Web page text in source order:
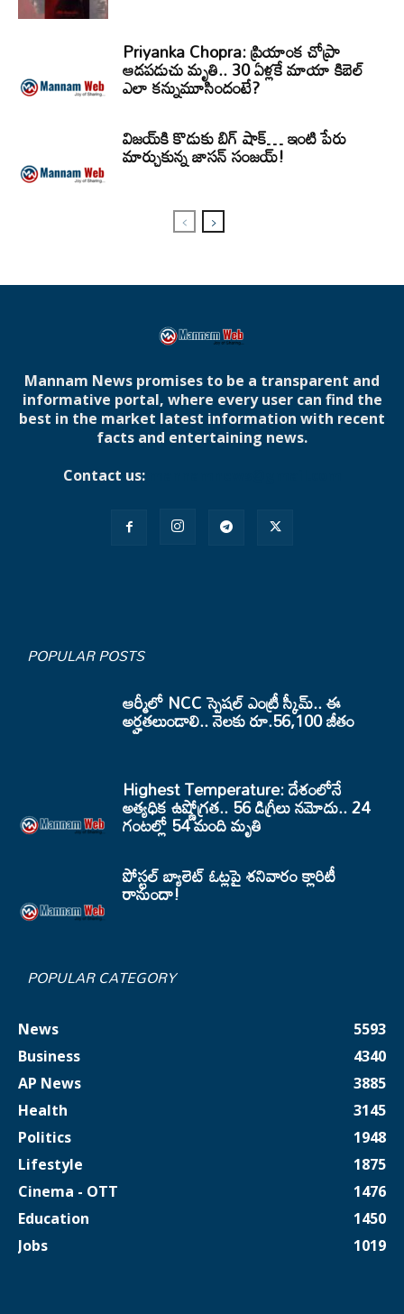
Priyanka Chopra: ప్రియాంక చోప్రా
ఆడపడుచు మృతి.. 30 ఏళ్లకే మాయా కిబెల్
ఎలా కన్నుమూసిందంటే?
విజయ్‌కి కొడుకు బిగ్ షాక్… ఇంటి పేరు
మార్చుకున్న జాసన్ సంజయ్!
Mannam News promises to be a transparent and
informative portal, where every user can find the
best in the market latest information with recent
facts and entertaining news.
Contact us:
POPULAR POSTS
ఆర్మీలో NCC స్పెషల్ ఎంట్రీ స్కీమ్.. ఈ
అర్హతలుండాలి.. నెలకు రూ.56,100 జీతం
Highest Temperature: దేశంలోనే
అత్యధిక ఉష్ణోగ్రత.. 56 డిగ్రీలు నమోదు.. 24
గంటల్లో 54 మంది మృతి
పోస్టల్ బ్యాలెట్ ఓట్లపై శనివారం క్లారిటీ
రానుందా!
POPULAR CATEGORY
News
5593
Business
4340
AP News
3885
Health
3145
Politics
1948
Lifestyle
1875
Cinema - OTT
1476
Education
1450
Jobs
1019